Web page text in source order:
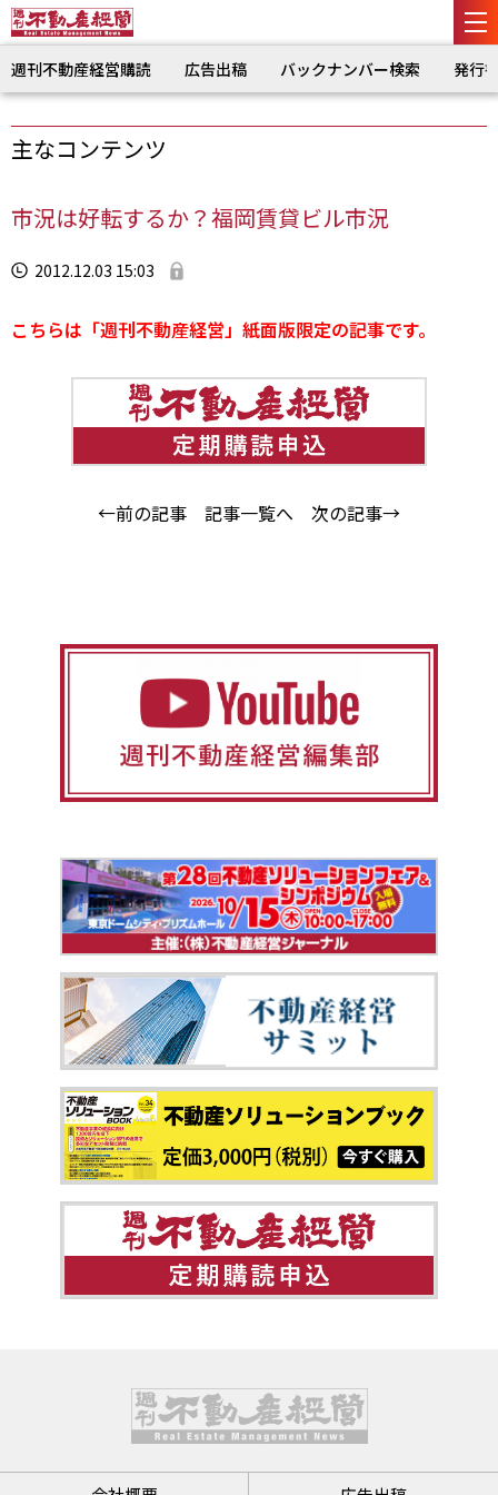
週刊不動産経営購読 広告出稿 バックナンバー検索 発行
主なコンテンツ
市況は好転するか？福岡賃貸ビル市況
2012.12.03 15:03
こちらは「週刊不動産経営」紙面版限定の記事です。
←前の記事 記事一覧へ 次の記事→